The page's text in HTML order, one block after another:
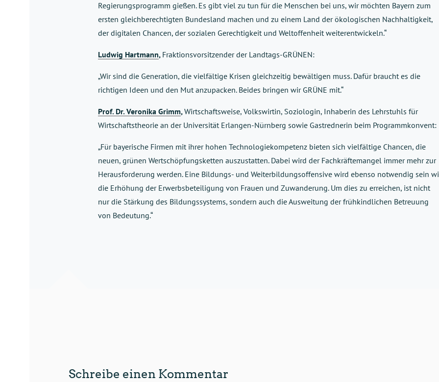
Regierungsprogramm gießen. Es gibt viel zu tun für die Menschen bei uns, wir möchten Bayern zum
ersten gleichberechtigten Bundesland machen und zu einem Land der ökologischen Nachhaltigkeit,
der digitalen Chancen, der sozialen Gerechtigkeit und Weltoffenheit weiterentwickeln.“
Ludwig Hartmann, Fraktionsvorsitzender der Landtags-GRÜNEN:
„Wir sind die Generation, die vielfältige Krisen gleichzeitig bewältigen muss. Dafür braucht es die
richtigen Ideen und den Mut anzupacken. Beides bringen wir GRÜNE mit.“
Prof. Dr. Veronika Grimm,Wirtschaftsweise, Volkswirtin, Soziologin, Inhaberin des Lehrstuhls für
Wirtschaftstheorie an der Universität Erlangen-Nürnberg sowie Gastrednerin beim Programmkonvent:
„Für bayerische Firmen mit ihrer hohen Technologiekompetenz bieten sich vielfältige Chancen, die
neuen, grünen Wertschöpfungsketten auszustatten. Dabei wird der Fachkräftemangel immer mehr zur
Herausforderung werden. Eine Bildungs- und Weiterbildungsoffensive wird ebenso notwendig sein
die Erhöhung der Erwerbsbeteiligung von Frauen und Zuwanderung. Um dies zu erreichen, ist nicht
nur die Stärkung des Bildungssystems, sondern auch die Ausweitung der frühkindlichen Betreuung
von Bedeutung.“
Schreibe einen Kommentar